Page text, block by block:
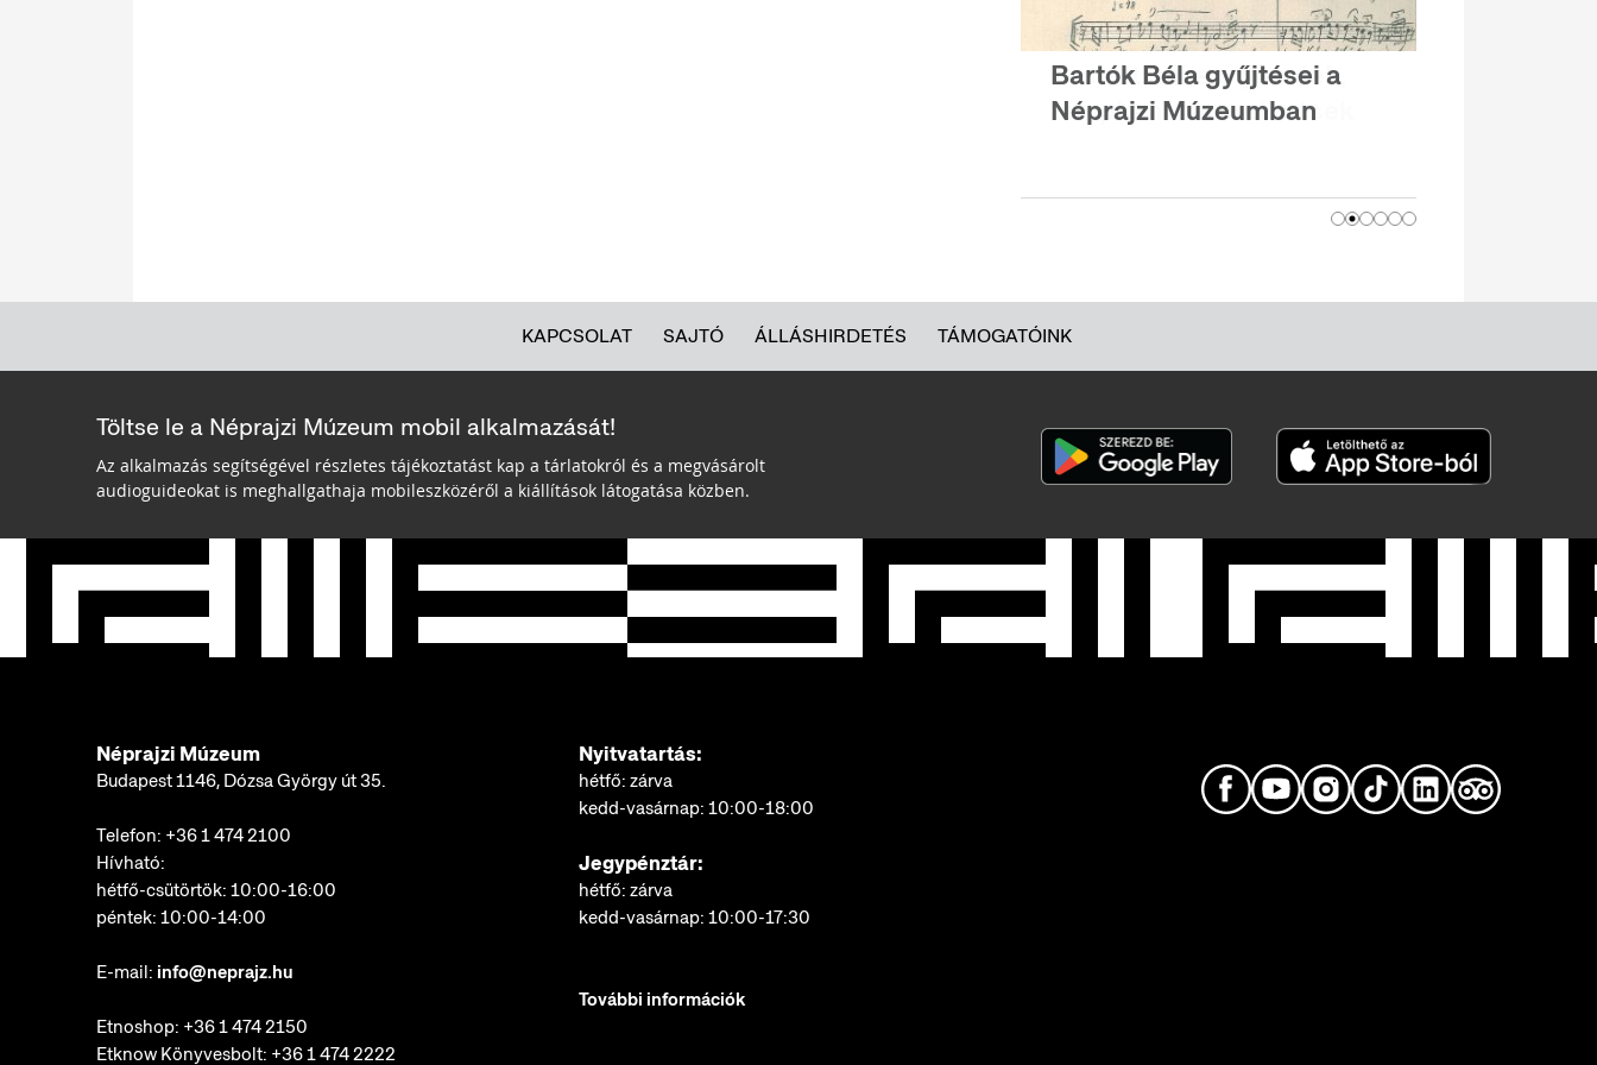
Bartók Béla gyűjtései a
Néprajzi Múzeumban
KAPCSOLAT SAJTÓ ÁLLÁSHIRDETÉS TÁMOGATÓINK
Töltse le a Néprajzi Múzeum mobil alkalmazását!
Az alkalmazás segítségével részletes tájékoztatást kap a tárlatokról és a megvásárolt
audioguideokat is meghallgathaja mobileszközéről a kiállítások látogatása közben.
Néprajzi Múzeum
Budapest 1146, Dózsa György út 35.
Telefon: +36 1 474 2100
Hívható:
hétfő-csütörtök: 10:00-16:00
péntek: 10:00-14:00
E-mail: info@neprajz.hu
Etnoshop: +36 1 474 2150
Etknow Könyvesbolt: +36 1 474 2222
Nyitvatartás:
hétfő: zárva
kedd-vasárnap: 10:00-18:00
Jegypénztár:
hétfő: zárva
kedd-vasárnap: 10:00-17:30
További információk